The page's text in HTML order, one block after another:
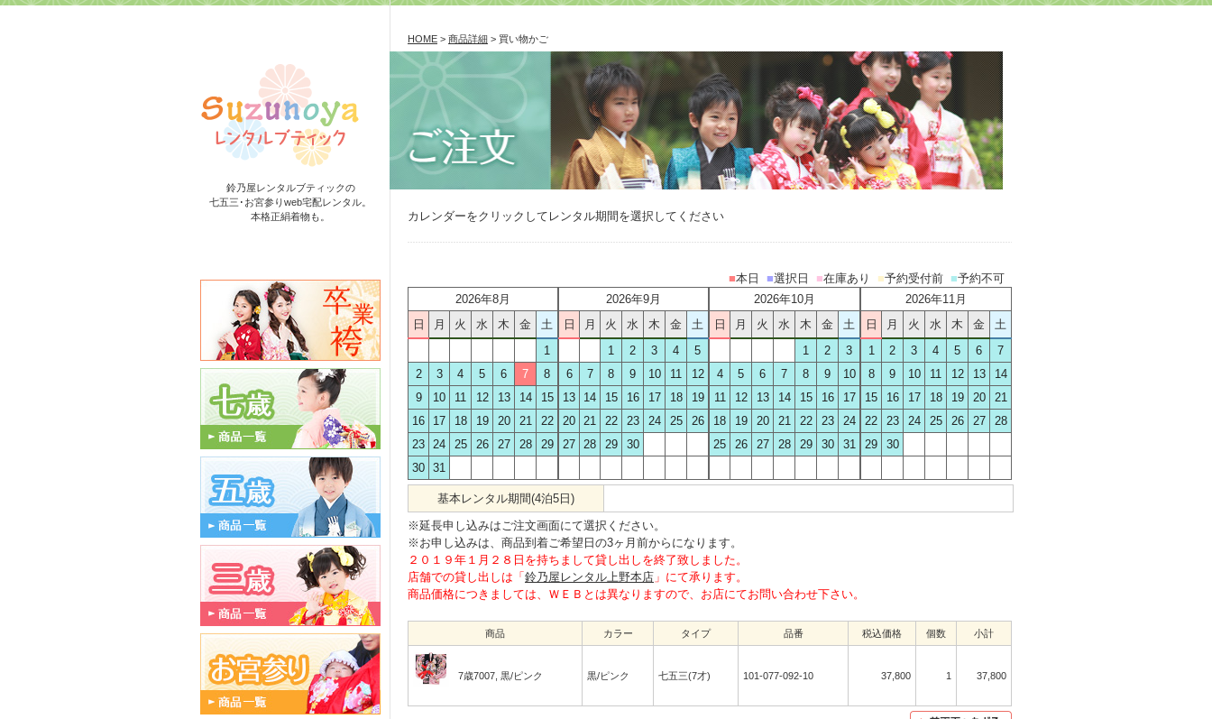
鈴乃屋レンタルブティックの
七五三･お宮参りweb宅配レンタル。
本格正絹着物も。
HOME > 商品詳細 > 買い物かご
カレンダーをクリックしてレンタル期間を選択してください
■本日 ■選択日 ■在庫あり ■予約受付前 ■予約不可
2026年8月
日
月 火 水 木 金
土
1
2
3 4 5 6 7
8
9
10 11 12 13 14
15
16
17 18 19 20 21
22
23 24 25 26 27 28
29
30 31
2026年9月
日
月 火 水 木 金
土
1
2 3 4
5
6
7 8 9 10 11
12
13
14 15 16 17 18
19
20 21 22 23 24 25
26
27 28 29 30
2026年10月
日
月 火 水 木 金
土
1
2
3
4
5 6 7 8 9
10
11
12 13 14 15 16
17
18
19 20 21 22 23
24
25
26 27 28 29 30 31
2026年11月
日
月 火 水 木 金
土
1
2 3 4 5 6
7
8
9 10 11 12 13
14
15
16 17 18 19 20
21
22
23 24 25 26 27
28
29
30
基本レンタル期間(4泊5日)
※延長申し込みはご注文画面にて選択ください。
※お申し込みは、商品到着ご希望日の3ヶ月前からになります。
２０１９年１月２８日を持ちまして貸し出しを終了致しました。
店舗での貸し出しは「 鈴乃屋レンタル上野本店 」にて承ります。
商品価格につきましては、ＷＥＢとは異なりますので、お店にてお問い合わせ下さい。
商品 カラー タイプ 品番 税込価格 個数 小計
7歳7007, 黒/ピンク 黒/ピンク 七五三(7才) 101-077-092-10 37,800 1 37,800